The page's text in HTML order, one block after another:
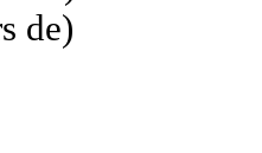
de)